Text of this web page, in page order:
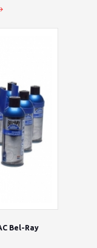
Bel-Ray